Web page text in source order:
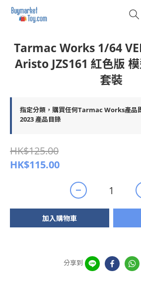
Tarmac Works 1/64
Aristo JZS161 紅色版
套裝
指定分類，購買任何Tarmac Works產
2023 產品目錄
HK$125.00
HK$115.00
加入購物車
分享到